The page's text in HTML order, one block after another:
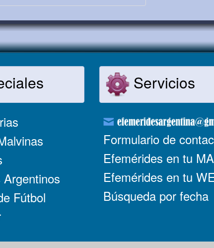
Fútbol
Servicios
Formulario de
Efemérides en tu
Efemérides en tu
Búsqueda por fecha